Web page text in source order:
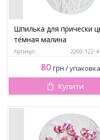
Шпилька для прически
тёмная малина
Артикул: 2200-122-4
80 грн /упаковка
Купити